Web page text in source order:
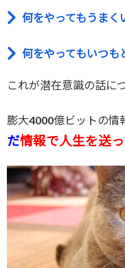
何をやってもうまく
何をやってもいつも
これが潜在意識の話に
膨大4000億ビットの情
だ情報で人生を送っ